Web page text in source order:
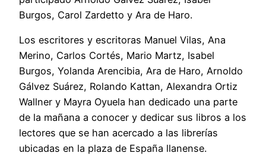
Burgos, Carol Zardetto y Ara de Haro.
Los escritores y escritoras Manuel Vilas, Ana
Merino, Carlos Cortés, Mario Martz, Isabel
Burgos, Yolanda Arencibia, Ara de Haro, Arnoldo
Gálvez Suárez, Rolando Kattan, Alexandra Ortiz
Wallner y Mayra Oyuela han dedicado una parte
de la mañana a conocer y dedicar sus libros a los
lectores que se han acercado a las librerías
ubicadas en la plaza de España llanense.